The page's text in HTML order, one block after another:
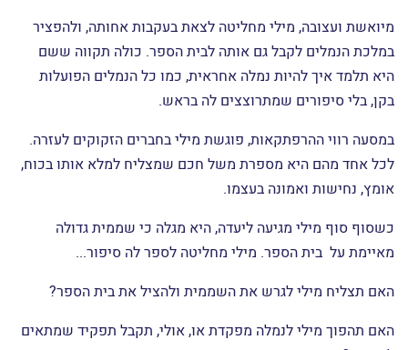
מיואשת ועצובה, מילי מחליטה לצאת בעקבות אחותה, ולהפציר
במלכת הנמלים לקבל גם אותה לבית הספר. כולה תקווה ששם
היא תלמד איך להיות נמלה אחראית, כמו כל הנמלים הפועלות
בקן, בלי סיפורים שמתרוצצים לה בראש.
במסעה רווי ההרפתקאות, פוגשת מילי בחברים הזקוקים לעזרה.
לכל אחד מהם היא מספרת משל חכם שמצליח למלא אותו בכוח,
אומץ, נחישות ואמונה בעצמו.
כשסוף סוף מילי מגיעה ליעדה, היא מגלה כי שממית גדולה
מאיימת על בית הספר. מילי מחליטה לספר לה סיפור...
האם תצליח מילי לגרש את השממית ולהציל את בית הספר?
האם תהפוך מילי לנמלה מפקדת או, אולי, תקבל תפקיד שמתאים